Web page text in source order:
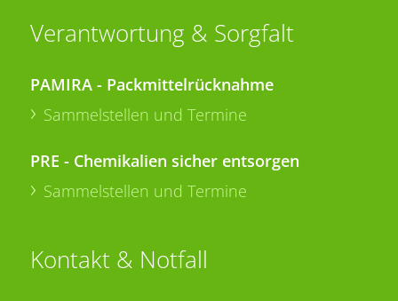
Verantwortung & Sorgfalt
PAMIRA - Packmittelrücknahme
Sammelstellen und Termine
PRE - Chemikalien sicher entsorgen
Sammelstellen und Termine
Kontakt & Notfall